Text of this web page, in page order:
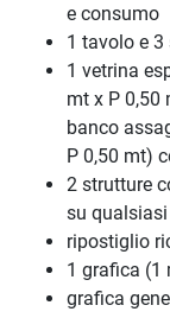
e consumo
1 tavolo e 3
1 vetrina
mt x P 0,50
banco
P 0,50 mt)
2 strutture
su
ripostiglio
1 grafica (1
grafica